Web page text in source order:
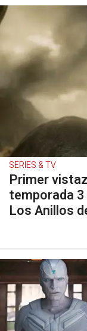
SERIES & TV
Primer
temporada
Los Anillos